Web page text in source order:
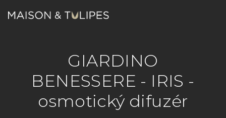
na
GIARDINO
BENESSERE - IRIS -
osmotický difuzér